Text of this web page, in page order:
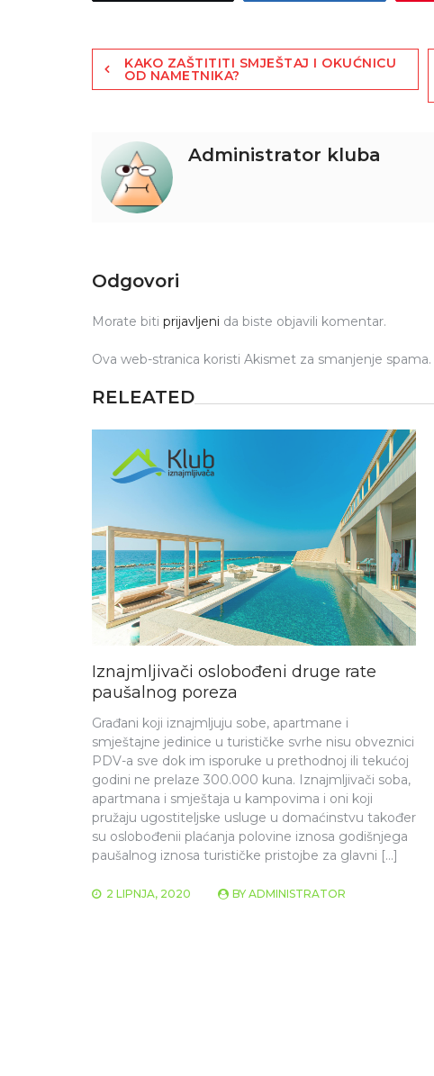
KAKO ZAŠTITITI SMJEŠTAJ I OKUĆNICU
OD NAMETNIKA?
Administrator kluba
Odgovori
Morate biti prijavljeni da biste objavili komentar.
Ova web-stranica koristi Akismet za smanjenje spama.
RELEATED
Iznajmljivači oslobođeni druge rate
paušalnog poreza
Građani koji iznajmljuju sobe, apartmane i
smještajne jedinice u turističke svrhe nisu obveznici
PDV-a sve dok im isporuke u prethodnoj ili tekućoj
godini ne prelaze 300.000 kuna. Iznajmljivači soba,
apartmana i smještaja u kampovima i oni koji
pružaju ugostiteljske usluge u domaćinstvu također
su oslobođenii plaćanja polovine iznosa godišnjega
paušalnog iznosa turističke pristojbe za glavni […]
2 LIPNJA, 2020 BY ADMINISTRATOR